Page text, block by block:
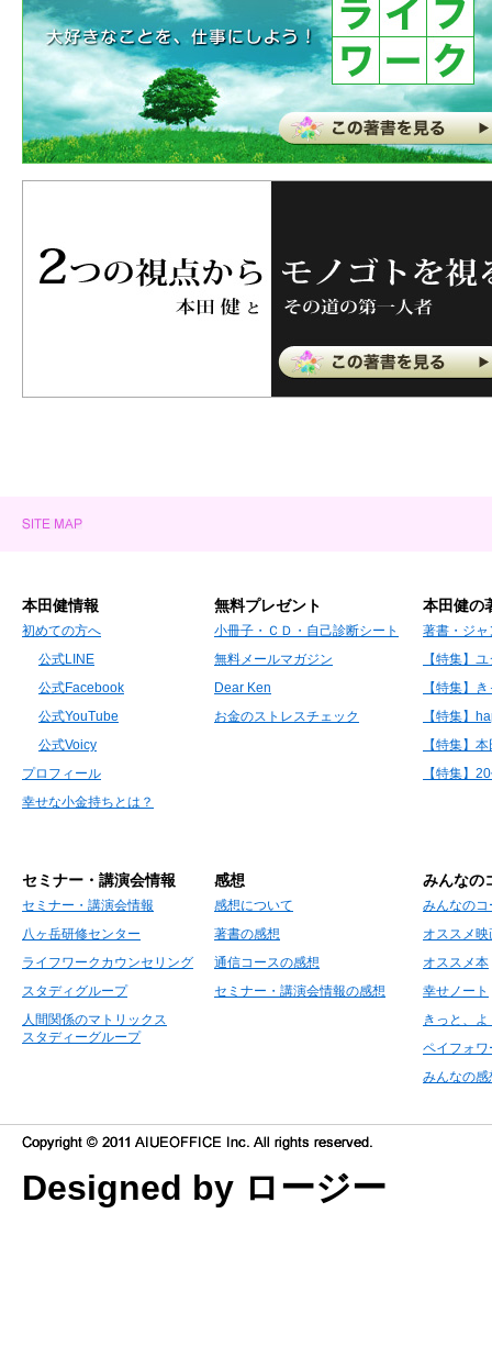
本田健情報
初めての方へ
公式LINE
公式Facebook
公式YouTube
公式Voicy
プロフィール
幸せな小金持ちとは？
無料プレゼント
小冊子・ＣＤ・自己診断シート
無料メールマガジン
Dear Ken
お金のストレスチェック
本田健の
著書・ジャ
【特集】
【特集】
【特集】
【特集】
【特集】
セミナー・講演会情報
セミナー・講演会情報
八ヶ岳研修センター
ライフワークカウンセリング
スタディグループ
人間関係のマトリックス
スタディーグループ
感想
感想について
著書の感想
通信コースの感想
セミナー・講演会情報の感想
みんなの
みんなの
オススメ映
オススメ本
幸せノート
きっと、
ペイフォワ
みんなの感
Designed by ロージー